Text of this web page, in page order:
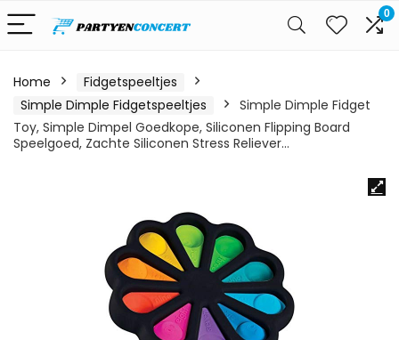
0
Home
Fidgetspeeltjes
Simple Dimple Fidgetspeeltjes
Simple Dimple Fidget
Toy, Simple Dimpel Goedkope, Siliconen Flipping Board
Speelgoed, Zachte Siliconen Stress Reliever…